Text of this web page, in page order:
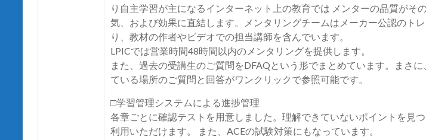
り自主学習が主になるインターネット上の教育では メンターの品質がそ
気、および効果に直結します。メンタリングチームはメーカー公認のト
り、教材の作者やビデオでの担当講師を含んでいます。
LPICでは営業時間48時間以内のメンタリングを提供します。
また、過去の受講生のご質問をDFAQという形でまとめています。まさに
ている場所のご質問と回答がワンクリックで参照可能です。
□学習管理システムによる進捗管理
各章ごとに確認テストを用意しました。理解できていないポイントを見
利用いただけます。 また、ACEの試験対策にもなっています。